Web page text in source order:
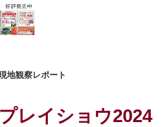
地観察レポート
レイショウ2024